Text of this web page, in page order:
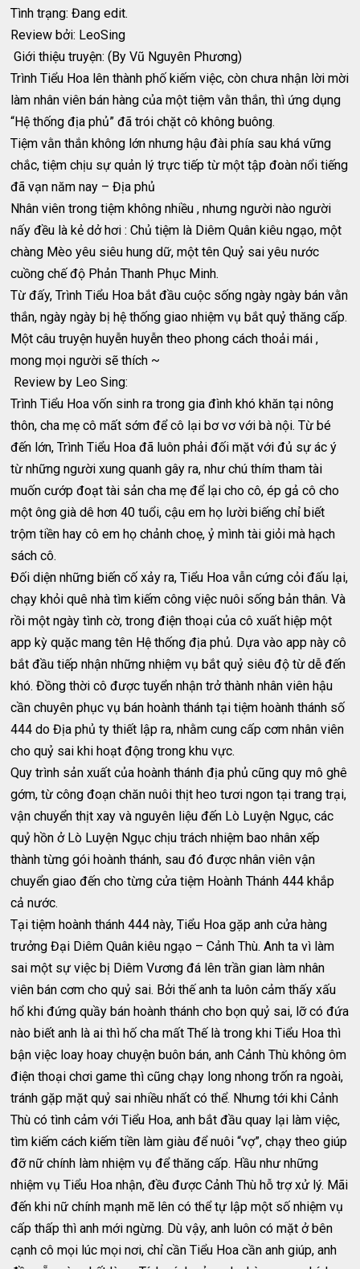
Tình trạng: Đang edit.
Review bởi: LeoSing
Giới thiệu truyện: (By Vũ Nguyên Phương)
Trình Tiểu Hoa lên thành phố kiếm việc, còn chưa nhận lời mời
làm nhân viên bán hàng của một tiệm vằn thắn, thì ứng dụng
“Hệ thống địa phủ” đã trói chặt cô không buông.
Tiệm vằn thắn không lớn nhưng hậu đài phía sau khá vững
chắc, tiệm chịu sự quản lý trực tiếp từ một tập đoàn nổi tiếng
đã vạn năm nay – Địa phủ
Nhân viên trong tiệm không nhiều , nhưng người nào người
nấy đều là kẻ dở hơi : Chủ tiệm là Diêm Quân kiêu ngạo, một
chàng Mèo yêu siêu hung dữ, một tên Quỷ sai yêu nước
cuồng chế độ Phản Thanh Phục Minh.
Từ đấy, Trình Tiểu Hoa bắt đầu cuộc sống ngày ngày bán vằn
thắn, ngày ngày bị hệ thống giao nhiệm vụ bắt quỷ thăng cấp.
Một câu truyện huyễn huyễn theo phong cách thoải mái ,
mong mọi người sẽ thích ~
Review by Leo Sing:
Trình Tiểu Hoa vốn sinh ra trong gia đình khó khăn tại nông
thôn, cha mẹ cô mất sớm để cô lại bơ vơ với bà nội. Từ bé
đến lớn, Trình Tiểu Hoa đã luôn phải đối mặt với đủ sự ác ý
từ những người xung quanh gây ra, như chú thím tham tài
muốn cướp đoạt tài sản cha mẹ để lại cho cô, ép gả cô cho
một ông già dê hơn 40 tuổi, cậu em họ lười biếng chỉ biết
trộm tiền hay cô em họ chảnh choẹ, ỷ mình tài giỏi mà hạch
sách cô.
Đối diện những biến cố xảy ra, Tiểu Hoa vẫn cứng cỏi đấu lại,
chạy khỏi quê nhà tìm kiếm công việc nuôi sống bản thân. Và
rồi một ngày tình cờ, trong điện thoại của cô xuất hiệp một
app kỳ quặc mang tên Hệ thống địa phủ. Dựa vào app này cô
bắt đầu tiếp nhận những nhiệm vụ bắt quỷ siêu độ từ dễ đến
khó. Đồng thời cô được tuyển nhận trở thành nhân viên hậu
cần chuyên phục vụ bán hoành thánh tại tiệm hoành thánh số
444 do Địa phủ ty thiết lập ra, nhằm cung cấp cơm nhân viên
cho quỷ sai khi hoạt động trong khu vực.
Quy trình sản xuất của hoành thánh địa phủ cũng quy mô ghê
gớm, từ công đoạn chăn nuôi thịt heo tươi ngon tại trang trại,
vận chuyển thịt xay và nguyên liệu đến Lò Luyện Ngục, các
quỷ hồn ở Lò Luyện Ngục chịu trách nhiệm bao nhân xếp
thành từng gói hoành thánh, sau đó được nhân viên vận
chuyển giao đến cho từng cửa tiệm Hoành Thánh 444 khắp
cả nước.
Tại tiệm hoành thánh 444 này, Tiểu Hoa gặp anh cửa hàng
trưởng Đại Diêm Quân kiêu ngạo – Cảnh Thù. Anh ta vì làm
sai một sự việc bị Diêm Vương đá lên trần gian làm nhân
viên bán cơm cho quỷ sai. Bởi thế anh ta luôn cảm thấy xấu
hổ khi đứng quầy bán hoành thánh cho bọn quỷ sai, lỡ có đứa
nào biết anh là ai thì hố cha mất Thế là trong khi Tiểu Hoa thì
bận việc loay hoay chuyện buôn bán, anh Cảnh Thù không ôm
điện thoại chơi game thì cũng chạy long nhong trốn ra ngoài,
tránh gặp mặt quỷ sai nhiều nhất có thể. Nhưng tới khi Cảnh
Thù có tình cảm với Tiểu Hoa, anh bắt đầu quay lại làm việc,
tìm kiếm cách kiếm tiền làm giàu để nuôi “vợ”, chạy theo giúp
đỡ nữ chính làm nhiệm vụ để thăng cấp. Hầu như những
nhiệm vụ Tiểu Hoa nhận, đều được Cảnh Thù hỗ trợ xử lý. Mãi
đến khi nữ chính mạnh mẽ lên có thể tự lập một số nhiệm vụ
cấp thấp thì anh mới ngừng. Dù vậy, anh luôn có mặt ở bên
cạnh cô mọi lúc mọi nơi, chỉ cần Tiểu Hoa cần anh giúp, anh